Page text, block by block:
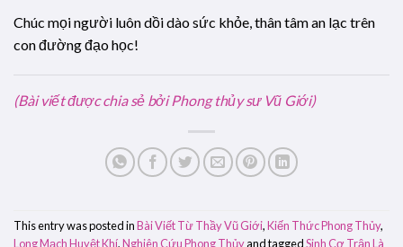
Chúc mọi người luôn dồi dào sức khỏe, thân tâm an lạc trên
con đường đạo học!
(Bài viết được chia sẻ bởi Phong thủy sư Vũ Giới)
This entry was posted inBài Viết Từ Thầy Vũ Giới,Kiến Thức Phong Thủy,
Long Mạch Huyệt Khí,Nghiên Cứu Phong Thủyand taggedSinh Cơ Trận Là